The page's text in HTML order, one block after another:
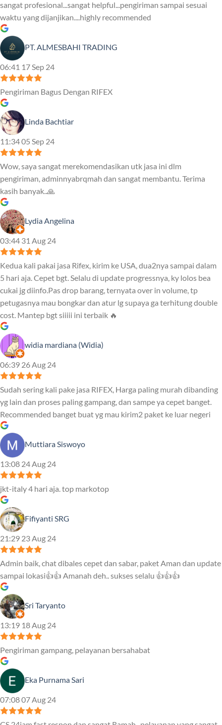
sangat profesional...sangat helpful...pengiriman sampai sesuai
waktu yang dijanjikan....highly recommended
PT. ALMESBAHI TRADING
06:41 17 Sep 24
Pengiriman Bagus Dengan RIFEX
Linda Bachtiar
11:34 05 Sep 24
Wow, saya sangat merekomendasikan utk jasa ini dlm
pengiriman, adminnyabrqmah dan sangat membantu. Terima
kasih banyak..🙏
Lydia Angelina
03:44 31 Aug 24
Kedua kali pakai jasa Rifex, kirim ke USA, dua2nya sampai dalam
5 hari aja. Cepet bgt. Selalu di update progressnya, ky lolos bea
cukai jg diinfo.Pas drop barang, ternyata over in volume, tp
petugasnya mau bongkar dan atur lg supaya ga terhitung double
cost. Mantep bgt siiiii ini terbaik 🔥
widia mardiana (Widia)
06:39 26 Aug 24
Sudah sering kali pake jasa RIFEX, Harga paling murah dibanding
yg lain dan proses paling gampang, dan sampe ya cepet banget.
Recommended banget buat yg mau kirim2 paket ke luar negeri
Muttiara Siswoyo
13:08 24 Aug 24
jkt-italy 4 hari aja. top markotop
Fifiyanti SRG
21:29 23 Aug 24
Admin baik, chat dibales cepet dan sabar, paket Aman dan update
sampai lokasi👍👍 Amanah deh.. sukses selalu 👍👍👍
Sri Taryanto
13:19 18 Aug 24
Pengiriman gampang, pelayanan bersahabat
Eka Purnama Sari
07:08 07 Aug 24